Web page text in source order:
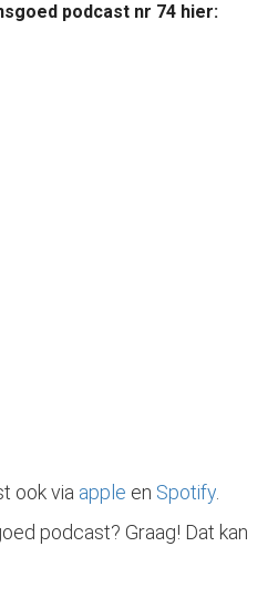
podcast nr 74 hier:
ook via apple en Spotify
podcast? Graag! Dat kan